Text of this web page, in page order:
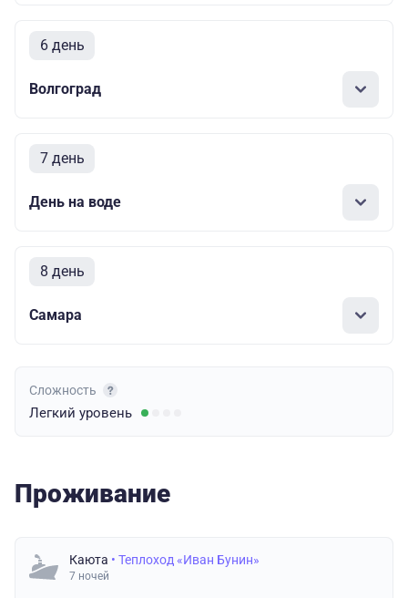
6 день
Волгоград
7 день
День на воде
8 день
Самара
Сложность
Легкий уровень
Проживание
Каюта • Теплоход «Иван Бунин»
7 ночей